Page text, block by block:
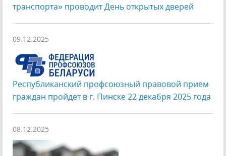
транспорта» проводит День открытых дверей
09.12.2025
Республиканский профсоюзный правовой прием
граждан пройдет в г. Пинске 22 декабря 2025 года
08.12.2025